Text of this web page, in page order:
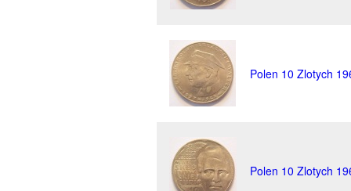
Polen 10 Zlotych
Polen 10 Zlotych